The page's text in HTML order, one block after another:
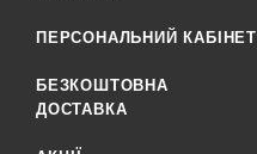
ПЕРСОНАЛЬНИЙ КАБІНЕТ
БЕЗКОШТОВНА
ДОСТАВКА